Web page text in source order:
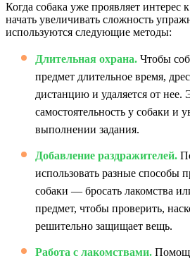
Когда собака уже проявляет интерес
начать увеличивать сложность
используются следующие методы:
Длительная охрана. Чтобы
предмет длительное время,
дистанцию и удаляется от нее.
самостоятельность у собаки и
выполнении задания.
Добавление раздражителей.
использовать разные способы
собаки — бросать лакомства
предмет, чтобы проверить,
решительно защищает вещь.
Работа с лакомствами.